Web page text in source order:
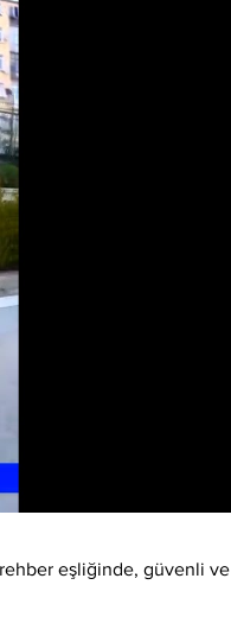
eşliğinde, güvenli ve